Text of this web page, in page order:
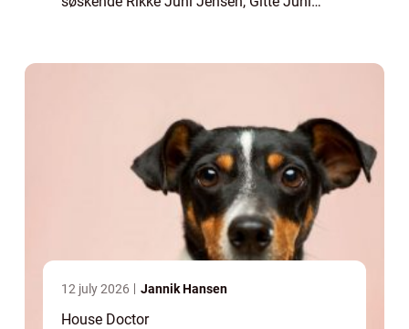
12 july 2026 Jannik Hansen
House Doctor